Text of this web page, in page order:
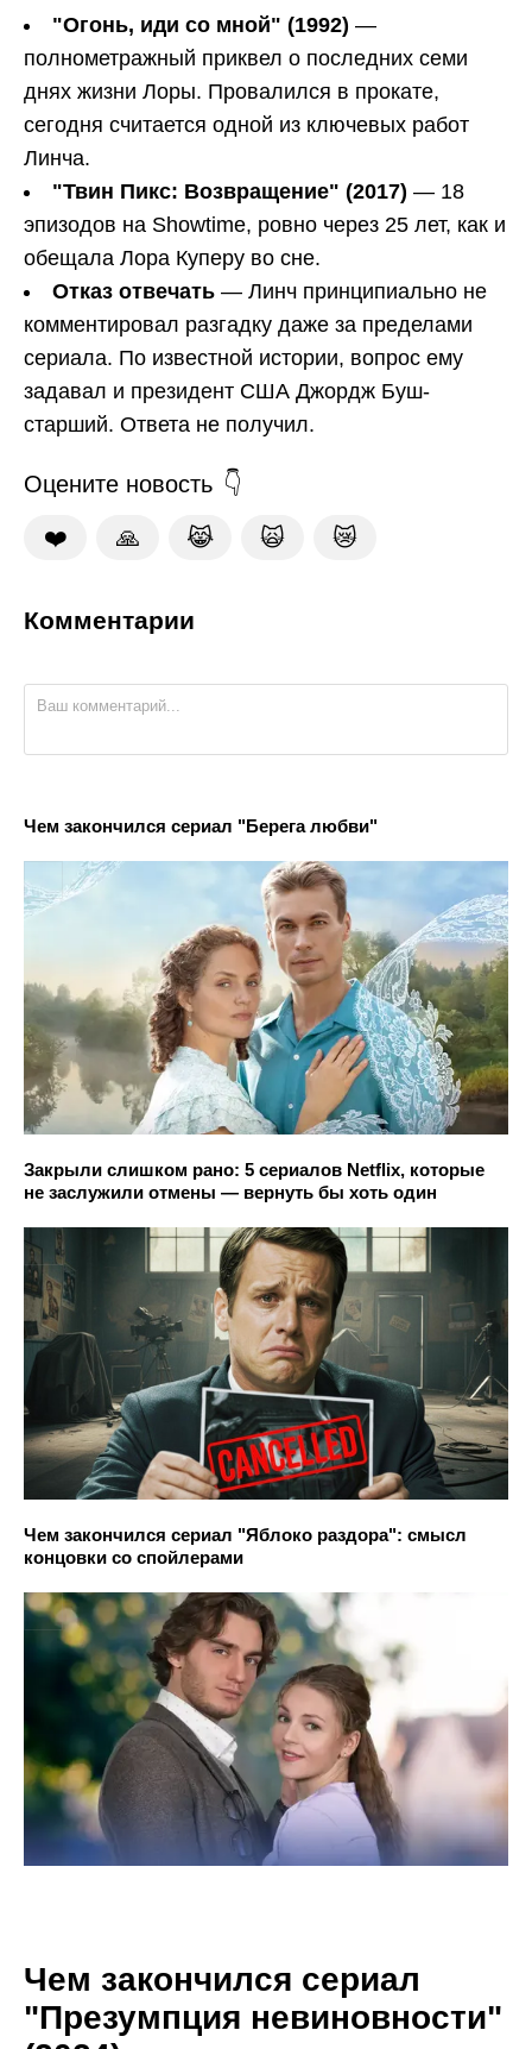
"Огонь, иди со мной" (1992) —
полнометражный приквел о последних семи
днях жизни Лоры. Провалился в прокате,
сегодня считается одной из ключевых работ
Линча.
"Твин Пикс: Возвращение" (2017) — 18
эпизодов на Showtime, ровно через 25 лет, как и
обещала Лора Куперу во сне.
Отказ отвечать — Линч принципиально не
комментировал разгадку даже за пределами
сериала. По известной истории, вопрос ему
задавал и президент США Джордж Буш-
старший. Ответа не получил.
Оцените новость
❤️ 🙏 😹 🙀 😿
Комментарии
Чем закончился сериал "Берега любви"
Закрыли слишком рано: 5 сериалов Netflix, которые
не заслужили отмены — вернуть бы хоть один
Чем закончился сериал "Яблоко раздора": смысл
концовки со спойлерами
Чем закончился сериал
"Презумпция невиновности"